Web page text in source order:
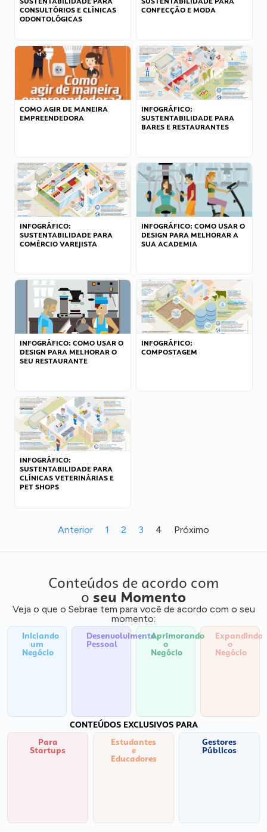
CONSULTÓRIOS E CLÍNICAS
ODONTOLÓGICAS
CONFECÇÃO E MODA
COMO AGIR DE MANEIRA
EMPREENDEDORA
INFOGRÁFICO:
SUSTENTABILIDADE PARA
BARES E RESTAURANTES
INFOGRÁFICO:
SUSTENTABILIDADE PARA
COMÉRCIO VAREJISTA
INFOGRÁFICO: COMO USAR O
DESIGN PARA MELHORAR A
SUA ACADEMIA
INFOGRÁFICO: COMO USAR O
DESIGN PARA MELHORAR O
SEU RESTAURANTE
INFOGRÁFICO:
COMPOSTAGEM
INFOGRÁFICO:
SUSTENTABILIDADE PARA
CLÍNICAS VETERINÁRIAS E
PET SHOPS
Anterior 1 2 3 4 Próximo
Conteúdos de acordo com
o seu Momento
Veja o que o Sebrae tem para você de acordo com o seu
momento:
Iniciando
um
Negócio
Desenvolvimento
Pessoal
Aprimorando
o
Negócio
Expandindo
o
Negócio
CONTEÚDOS EXCLUSIVOS PARA
Para
Startups
Estudantes
e
Educadores
Gestores
Públicos